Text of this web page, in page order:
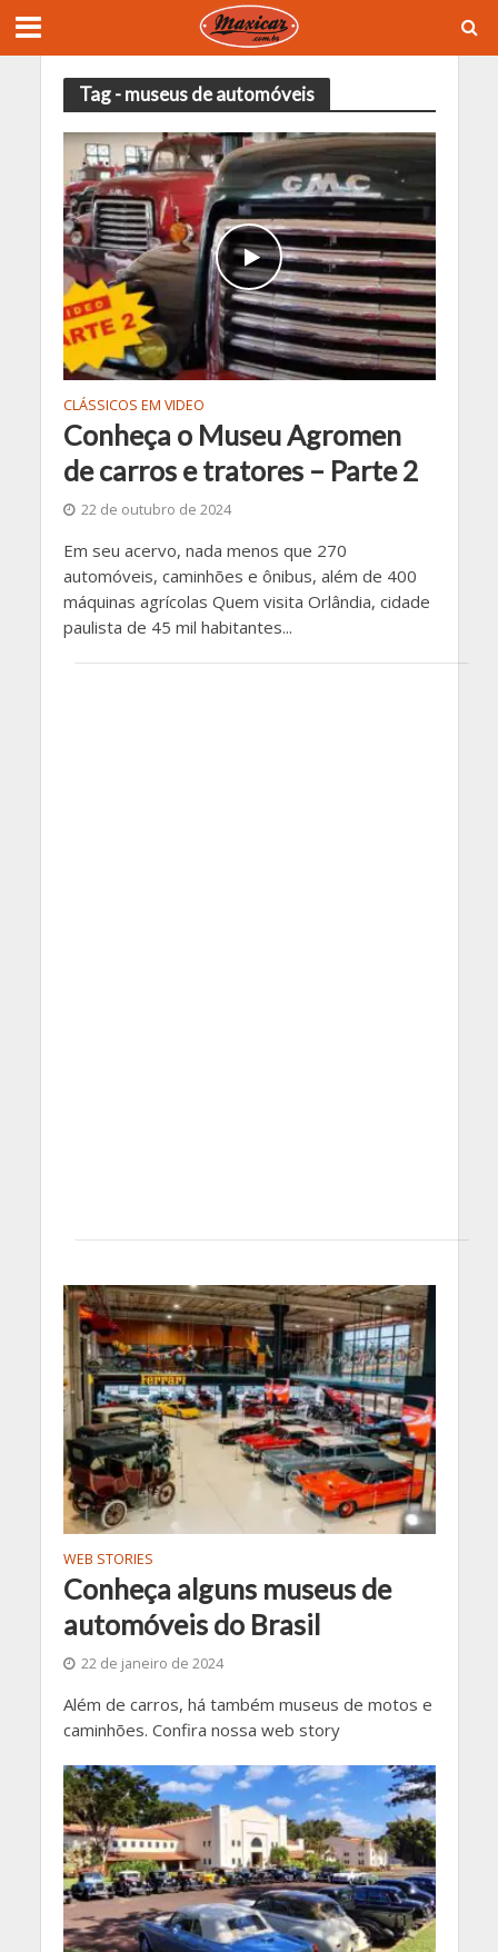
Tag - museus de automóveis
CLÁSSICOS EM VIDEO
Conheça o Museu Agromen
de carros e tratores – Parte 2
22 de outubro de 2024
Em seu acervo, nada menos que 270
automóveis, caminhões e ônibus, além de 400
máquinas agrícolas Quem visita Orlândia, cidade
paulista de 45 mil habitantes...
WEB STORIES
Conheça alguns museus de
automóveis do Brasil
22 de janeiro de 2024
Além de carros, há também museus de motos e
caminhões. Confira nossa web story